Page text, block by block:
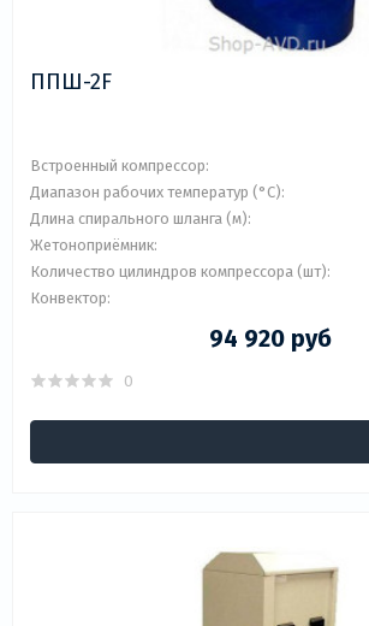
ППШ-2F
Встроенный компрессор:
Диапазон рабочих температур (°C):
Длина спирального шланга (м):
Жетоноприёмник:
Количество цилиндров компрессора (шт):
Конвектор:
94 920 руб
0